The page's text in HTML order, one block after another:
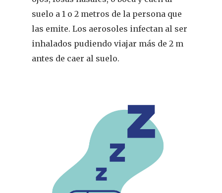
suelo a 1 o 2 metros de la persona que
las emite. Los aerosoles infectan al ser
inhalados pudiendo viajar más de 2 m
antes de caer al suelo.